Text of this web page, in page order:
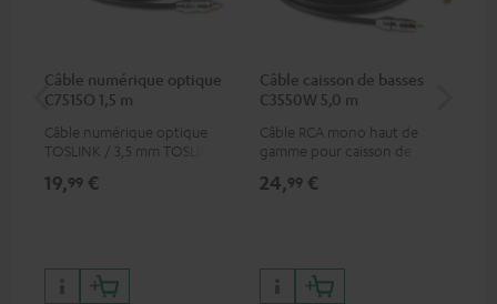
Câble numérique optique
C7515O 1,5 m
Câble numérique optique
TOSLINK / 3,5 mm TOSLINK
19,99 €
Câble caisson de basses
C3550W 5,0 m
Câble RCA mono haut de
gamme pour caisson de
24,99 €